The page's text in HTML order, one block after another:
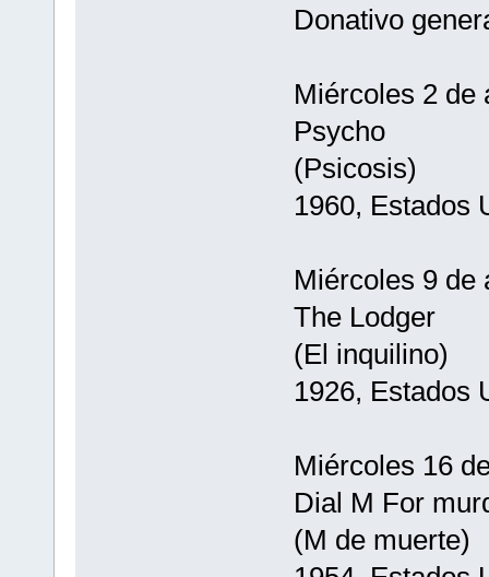
Donativo
Miércoles 2 de
Psycho
(Psicosis)
1960, Estados
Miércoles 9 de
The Lodger
(El inquilino)
1926, Estados
Miércoles 16
Dial M For
(M de muerte)